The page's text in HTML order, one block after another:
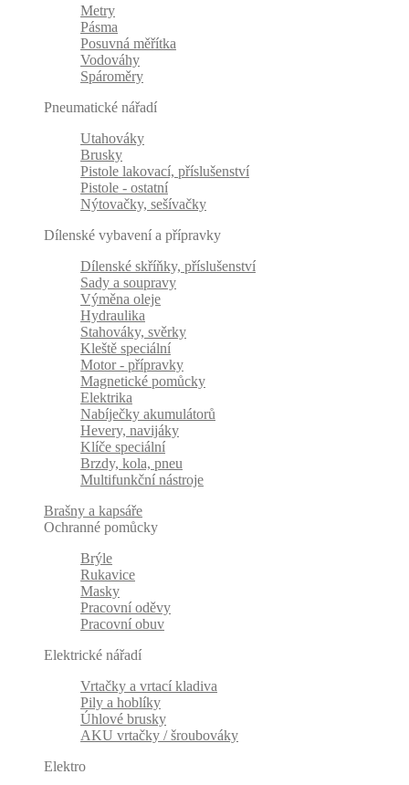
Metry
Pásma
Posuvná měřítka
Vodováhy
Spároměry
Pneumatické nářadí
Utahováky
Brusky
Pistole lakovací, příslušenství
Pistole - ostatní
Nýtovačky, sešívačky
Dílenské vybavení a přípravky
Dílenské skříňky, příslušenství
Sady a soupravy
Výměna oleje
Hydraulika
Stahováky, svěrky
Kleště speciální
Motor - přípravky
Magnetické pomůcky
Elektrika
Nabíječky akumulátorů
Hevery, navijáky
Klíče speciální
Brzdy, kola, pneu
Multifunkční nástroje
Brašny a kapsáře
Ochranné pomůcky
Brýle
Rukavice
Masky
Pracovní oděvy
Pracovní obuv
Elektrické nářadí
Vrtačky a vrtací kladiva
Pily a hoblíky
Úhlové brusky
AKU vrtačky / šroubováky
Elektro